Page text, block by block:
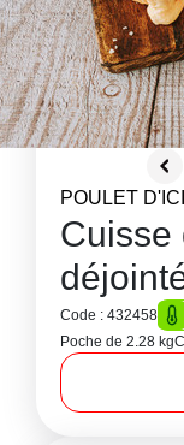
POULET D'ICI
Cuisse
Code : 432458
Poche de 2.28 kg